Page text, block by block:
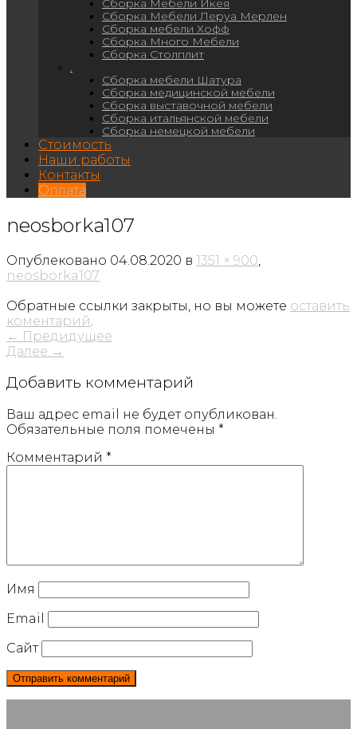
Сборка Мебели Икея
Сборка Мебели Леруа Мерлен
Сборка мебели Хофф
Сборка Много Мебели
Сборка Столплит
Сборка мебели Шатура
Сборка медицинской мебели
Сборка выставочной мебели
Сборка итальянской мебели
Сборка немецкой мебели
Стоимость
Наши работы
Контакты
Оплата
neosborka107
Опублековано 04.08.2020 в 1351 × 900
neosborka107
Обратные ссылки закрыты, но вы можете оставить
коментарий
← Предидущее
Далее →
Добавить комментарий
Ваш адрес email не будет опубликован.
Обязательные поля помечены *
Комментарий *
Имя
Email
Сайт